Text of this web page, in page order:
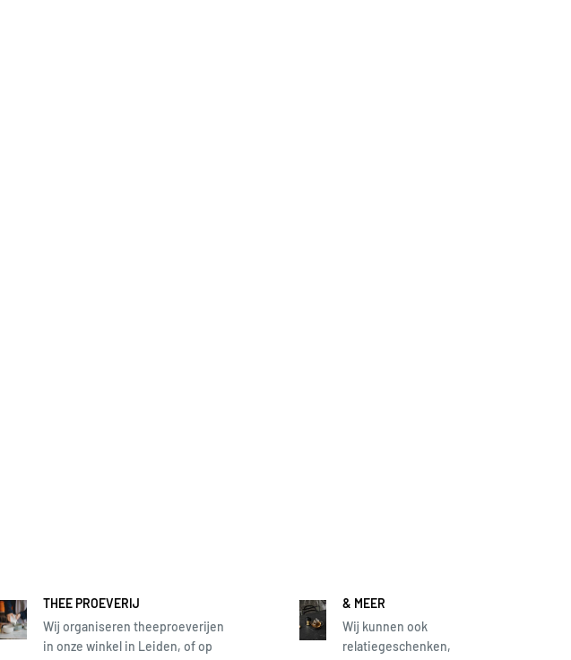
THEE PROEVERIJ
Wij organiseren theeproeverijen
in onze winkel in Leiden, of op
& MEER
Wij kunnen ook
relatiegeschenken,